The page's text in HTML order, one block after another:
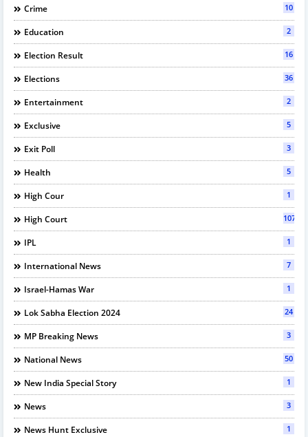
Crime 10
Education 2
Election Result 16
Elections 36
Entertainment 2
Exclusive 5
Exit Poll 3
Health 5
High Cour 1
High Court 107
IPL 1
International News 7
Israel-Hamas War 1
Lok Sabha Election 2024 24
MP Breaking News 3
National News 50
New India Special Story 1
News 3
News Hunt Exclusive 1